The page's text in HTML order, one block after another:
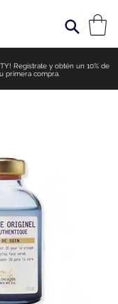
Regístrate y obtén un 10% de
primera compra.